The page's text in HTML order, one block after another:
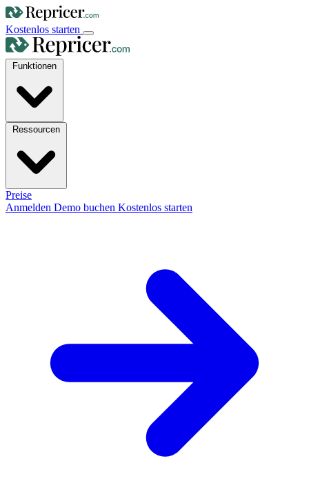
Kostenlos starten
Preise
Anmelden Demo buchen Kostenlos starten